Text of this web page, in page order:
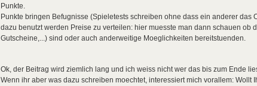
Punkte.
Punkte bringen Befugnisse (Spieletests schreiben ohne dass ein anderer das
dazu benutzt werden Preise zu verteilen: hier muesste man dann schauen ob
Gutscheine,...) sind oder auch anderweitige Moeglichkeiten bereitstuenden.
Ok, der Beitrag wird ziemlich lang und ich weiss nicht wer das bis zum Ende
Wenn ihr aber was dazu schreiben moechtet, interessiert mich vorallem: